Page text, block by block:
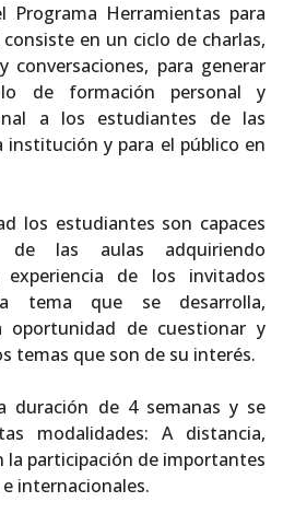
Programa Herramientas para
en un ciclo de charlas,
conversaciones, para generar
de formación personal y
a los estudiantes de las
institución y para el público en
los estudiantes son capaces
las aulas adquiriendo
de los invitados
tema que se desarrolla,
oportunidad de cuestionar y
temas que son de su interés.
duración de 4 semanas y se
modalidades: A distancia,
la participación de importantes
internacionales.